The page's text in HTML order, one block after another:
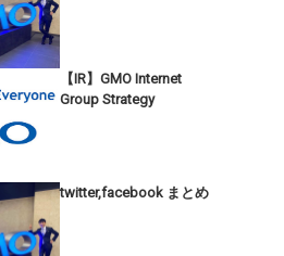
【IR】GMO Internet
Group Strategy
twitter,facebook まとめ